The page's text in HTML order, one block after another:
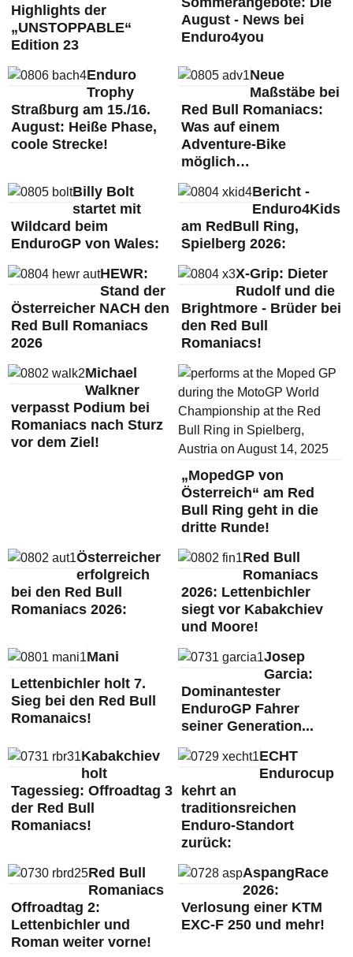
Highlights der
„UNSTOPPABLE“
Edition 23
August - News bei
Enduro4you
Enduro
Trophy
Straßburg am 15./16.
August: Heiße Phase,
coole Strecke!
Neue
Maßstäbe bei
Red Bull Romaniacs:
Was auf einem
Adventure-Bike
möglich…
Billy Bolt
startet mit
Wildcard beim
EnduroGP von Wales:
Bericht -
Enduro4Kids
am RedBull Ring,
Spielberg 2026:
HEWR:
Stand der
Österreicher NACH den
Red Bull Romaniacs
2026
X-Grip: Dieter
Rudolf und die
Brightmore - Brüder bei
den Red Bull
Romaniacs!
Michael
Walkner
verpasst Podium bei
Romaniacs nach Sturz
vor dem Ziel!
„MopedGP von
Österreich“ am Red
Bull Ring geht in die
dritte Runde!
Österreicher
erfolgreich
bei den Red Bull
Romaniacs 2026:
Red Bull
Romaniacs
2026: Lettenbichler
siegt vor Kabakchiev
und Moore!
Mani
Lettenbichler holt 7.
Sieg bei den Red Bull
Romanaics!
Josep
Garcia:
Dominantester
EnduroGP Fahrer
seiner Generation...
Kabakchiev
holt
Tagessieg: Offroadtag 3
der Red Bull
Romaniacs!
ECHT
Endurocup
kehrt an
traditionsreichen
Enduro-Standort
zurück:
Red Bull
Romaniacs
Offroadtag 2:
Lettenbichler und
Roman weiter vorne!
AspangRace
2026:
Verlosung einer KTM
EXC-F 250 und mehr!